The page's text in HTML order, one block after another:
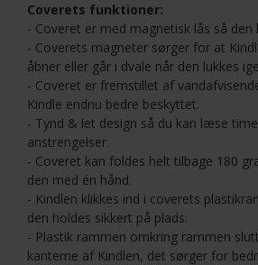
Coverets funktioner:
- Coveret er med magnetisk lås så den
- Coverets magneter sørger for at
åbner eller går i dvale når den lukkes
- Coveret er fremstillet af
Kindle endnu bedre beskyttet.
- Tynd & let design så du kan læse
anstrengelser.
- Coveret kan foldes helt tilbage 180
den med én hånd.
- Kindlen klikkes ind i coverets
den holdes sikkert på plads.
- Plastik rammen omkring rammen
kanterne af Kindlen, det sørger for